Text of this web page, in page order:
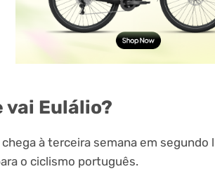
vai Eulálio?
à terceira semana em segundo
o ciclismo português.